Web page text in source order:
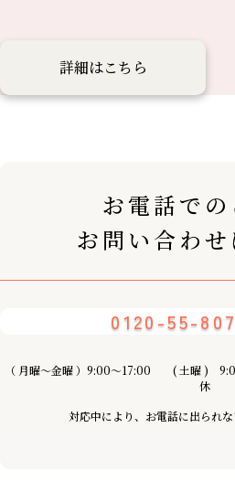
詳細はこちら
お電話で
お問い合わせ
0120-55-
（ 月曜〜金曜 ）9:00～17:00 ( 土曜 )
休
対応中により、お電話に出られな